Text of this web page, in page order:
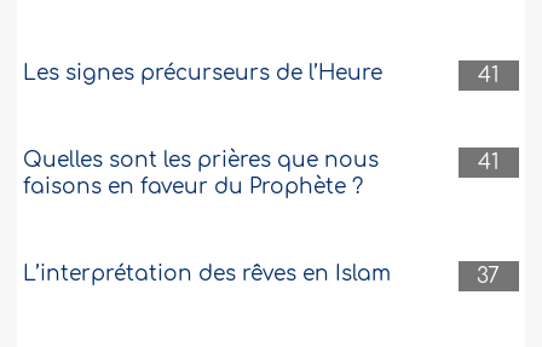
avec mes parents et mes deux frères (19
et 15 ans). Bien que nous puissions tous
ai parlé à mes parents, et ils me disent
que c’est parce que je suis une fille. La
période du Ramadan approche et je ne
527785 10-3-2026
41
Les signes précurseurs de l’Heure
41
Quelles sont les prières que nous
faisons en faveur du Prophète ?
37
L’interprétation des rêves en Islam